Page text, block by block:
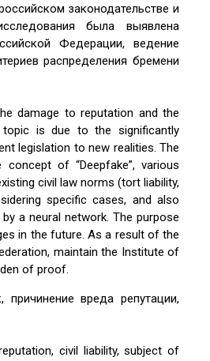
законодательстве и
была выявлена
Федерации, ведение
распределения бремени
damage to reputation and the
is due to the significantly
legislation to new realities. The
of “Deepfake”, various
civil law norms (tort liability,
specific cases, and also
a neural network. The purpose
in the future. As a result of the
maintain the Institute of
of proof.
причинение вреда репутации,
civil liability, subject of